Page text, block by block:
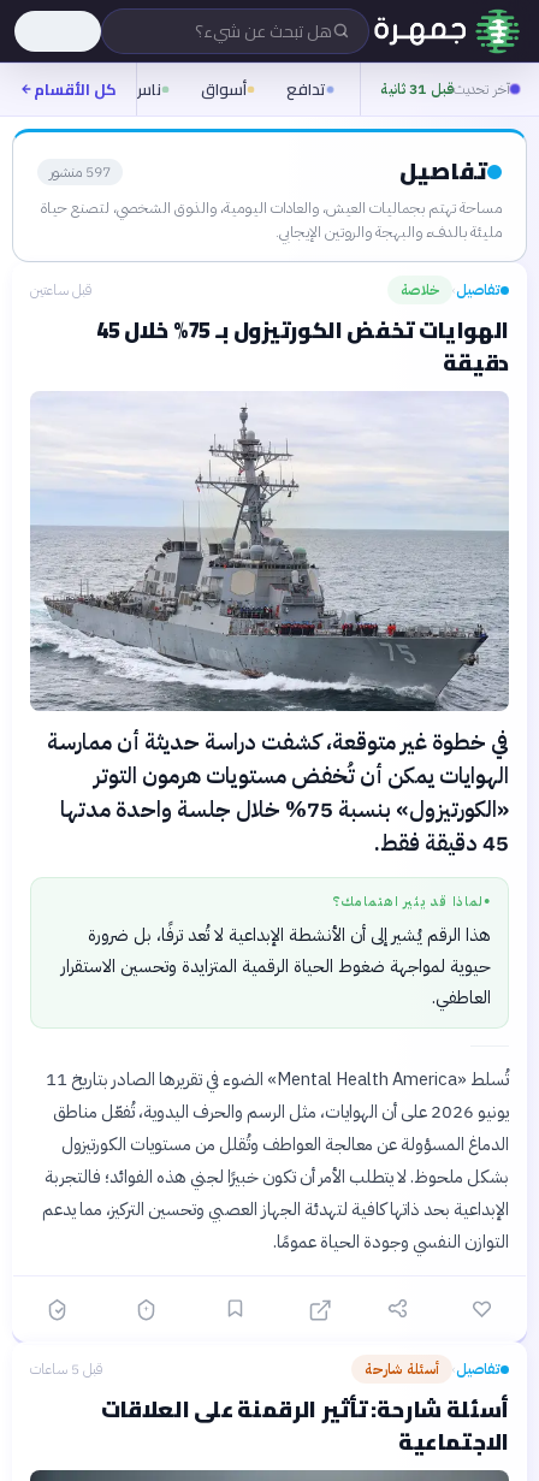
هل تبحث عن شيء؟
آخر تحديثقبل 31 ثانية تدافع أسواق ناس روح
كل الأقسام
تفاصيل 597 منشور
مساحة تهتم بجماليات العيش، والعادات اليومية، والذوق الشخصي، لتصنع حياة
مليئة بالدفء والبهجة والروتين الإيجابي.
تفاصيل› خلاصة قبل ساعتين
الهوايات تخفض الكورتيزول بـ 75% خلال 45
دقيقة
في خطوة غير متوقعة، كشفت دراسة حديثة أن ممارسة
الهوايات يمكن أن تُخفض مستويات هرمون التوتر
«الكورتيزول» بنسبة 75% خلال جلسة واحدة مدتها
45 دقيقة فقط.
● لماذا قد يثير اهتمامك؟
هذا الرقم يُشير إلى أن الأنشطة الإبداعية لا تُعد ترفًا، بل ضرورة
حيوية لمواجهة ضغوط الحياة الرقمية المتزايدة وتحسين الاستقرار
العاطفي.
تُسلط «Mental Health America» الضوء في تقريرها الصادر بتاريخ 11
يونيو 2026 على أن الهوايات، مثل الرسم والحرف اليدوية، تُفعّل مناطق
الدماغ المسؤولة عن معالجة العواطف وتُقلل من مستويات الكورتيزول
بشكل ملحوظ. لا يتطلب الأمر أن تكون خبيرًا لجني هذه الفوائد؛ فالتجربة
الإبداعية بحد ذاتها كافية لتهدئة الجهاز العصبي وتحسين التركيز، مما يدعم
التوازن النفسي وجودة الحياة عمومًا.
تفاصيل› أسئلة شارحة قبل 5 ساعات
أسئلة شارحة: تأثير الرقمنة على العلاقات
الاجتماعية